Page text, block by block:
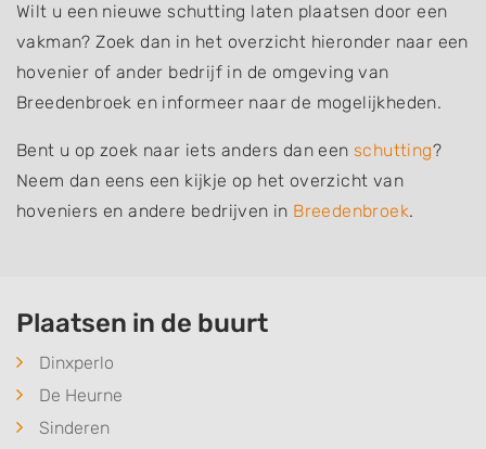
Wilt u een nieuwe schutting laten plaatsen door een
vakman? Zoek dan in het overzicht hieronder naar een
hovenier of ander bedrijf in de omgeving van
Breedenbroek en informeer naar de mogelijkheden.
Bent u op zoek naar iets anders dan een schutting?
Neem dan eens een kijkje op het overzicht van
hoveniers en andere bedrijven in Breedenbroek.
Plaatsen in de buurt
Dinxperlo
De Heurne
Sinderen